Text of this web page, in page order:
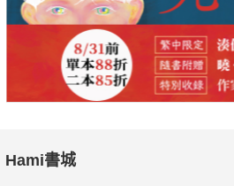
Hami書城